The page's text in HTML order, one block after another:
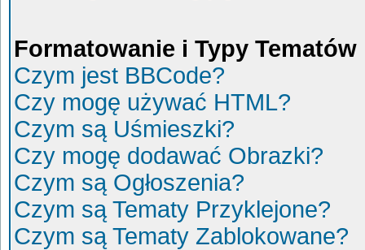
Formatowanie i Typy Tematów
Czym jest BBCode?
Czy mogę używać HTML?
Czym są Uśmieszki?
Czy mogę dodawać Obrazki?
Czym są Ogłoszenia?
Czym są Tematy Przyklejone?
Czym są Tematy Zablokowane?